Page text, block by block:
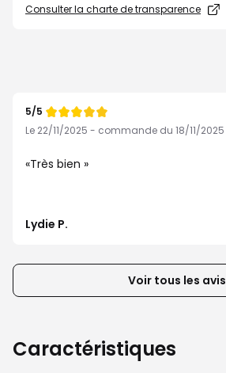
Consulter la charte de transparence
pour
afficher
ou
précédents
la
liste
Note
de
5/5
Le 22/11/2025 - commande du 18/11/2025
Très bien
Lydie P.
Voir tous les avis
Caractéristiques